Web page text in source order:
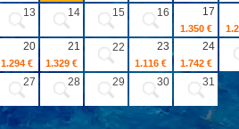
13 14 15 16 17
1.350 €
20
1.294 €
21
1.329 €
22 23
1.116 €
24
1.742 €
27 28 29 30 31